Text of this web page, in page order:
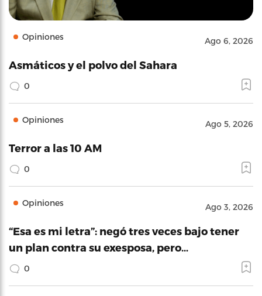
Opiniones Ago 6, 2026
Asmáticos y el polvo del Sahara
0
Opiniones Ago 5, 2026
Terror a las 10 AM
0
Opiniones Ago 3, 2026
“Esa es mi letra”: negó tres veces bajo tener
un plan contra su exesposa, pero…
0